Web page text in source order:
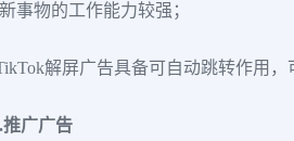
事物的工作能力较强；
解屏广告具备可自动跳转作用
推广广告